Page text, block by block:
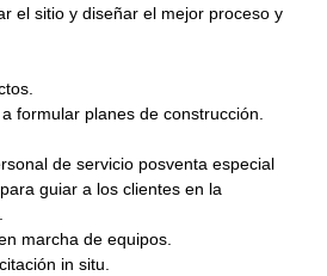
el sitio y diseñar el mejor proceso y
formular planes de construcción.
de servicio posventa especial
guiar a los clientes en la
marcha de equipos.
in situ.